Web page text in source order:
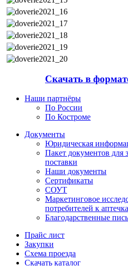
Скачать в
Наши партнёры
По России
По Костроме
Документы
Юридическая
Пакет документов для
поставки
Наши документы
Сертификаты
СОУТ
Маркетинговое
потребителей к
Благодарственные
Прайс лист
Закупки
Схема проезда
Скачать каталог